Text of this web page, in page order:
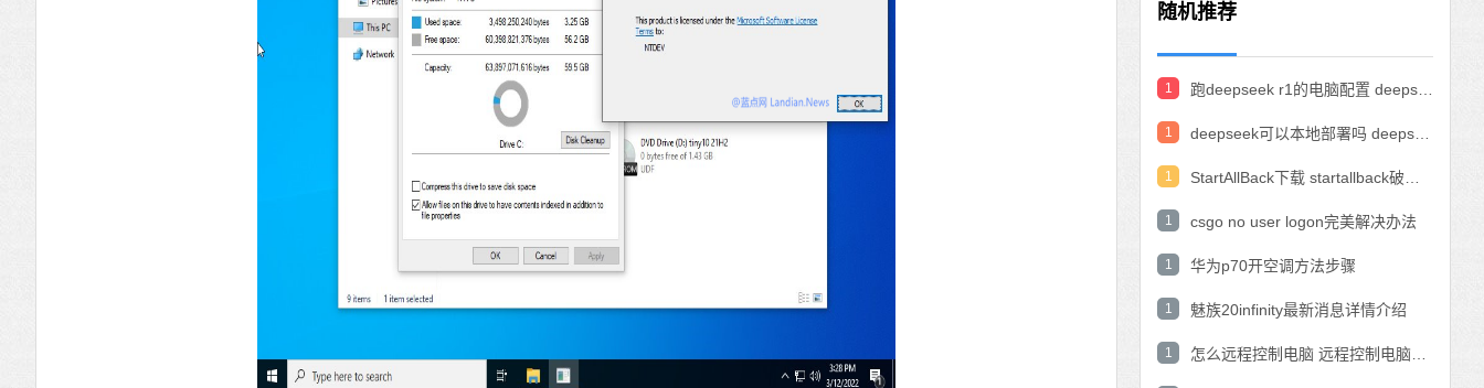
随机推荐
1
1
1
1 csgo no user logon完美解决办法
1 华为p70开空调方法步骤
1 魅族20infinity最新消息详情介绍
1